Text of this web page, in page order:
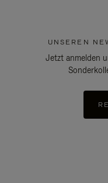
UNSEREN
Jetzt anmelden